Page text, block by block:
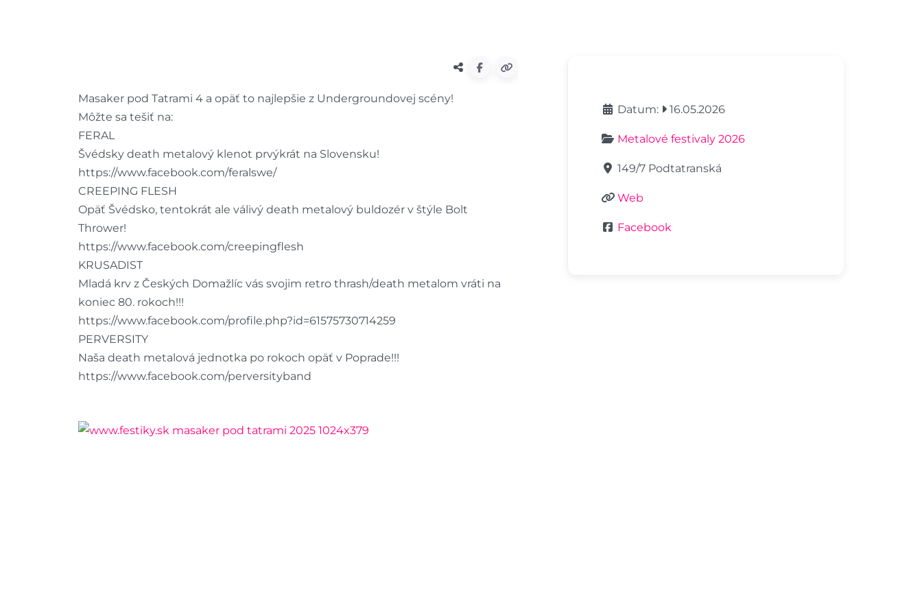
Masaker pod Tatrami 4 a opäť to najlepšie z Undergroundovej scény!
Môžte sa tešiť na:
FERAL
Švédsky death metalový klenot prvýkrát na Slovensku!
https://www.facebook.com/feralswe/
CREEPING FLESH
Opäť Švédsko, tentokrát ale válivý death metalový buldozér v štýle Bolt
Thrower!
https://www.facebook.com/creepingflesh
KRUSADIST
Mladá krv z Českých Domažlíc vás svojim retro thrash/death metalom vráti na
koniec 80. rokoch!!!
https://www.facebook.com/profile.php?id=61575730714259
PERVERSITY
Naša death metalová jednotka po rokoch opäť v Poprade!!!
https://www.facebook.com/perversityband
Datum: 16.05.2026
Metalové festivaly 2026
149/7 Podtatranská
Web
Facebook